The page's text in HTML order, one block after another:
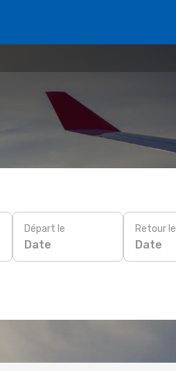
Départ le
Date
Retour le
Date